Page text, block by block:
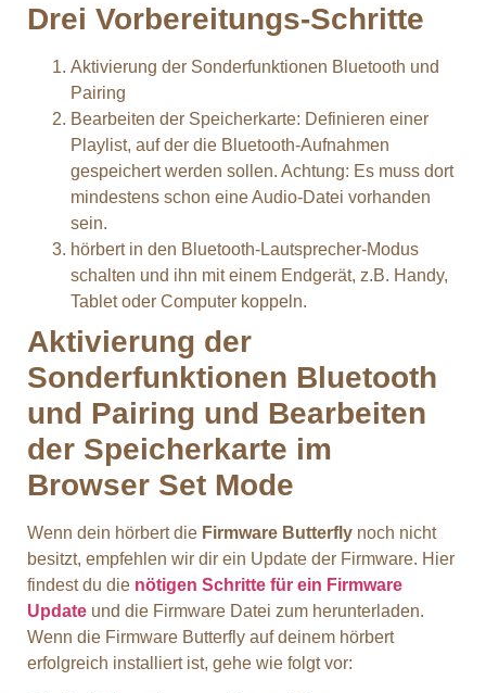
Drei Vorbereitungs-Schritte
Aktivierung der Sonderfunktionen Bluetooth und
Pairing
Bearbeiten der Speicherkarte: Definieren einer
Playlist, auf der die Bluetooth-Aufnahmen
gespeichert werden sollen. Achtung: Es muss dort
mindestens schon eine Audio-Datei vorhanden
sein.
hörbert in den Bluetooth-Lautsprecher-Modus
schalten und ihn mit einem Endgerät, z.B. Handy,
Tablet oder Computer koppeln.
Aktivierung der
Sonderfunktionen Bluetooth
und Pairing und Bearbeiten
der Speicherkarte im
Browser Set Mode
Wenn dein hörbert die Firmware Butterfly noch nicht
besitzt, empfehlen wir dir ein Update der Firmware. Hier
findest du die nötigen Schritte für ein Firmware
Update und die Firmware Datei zum herunterladen.
Wenn die Firmware Butterfly auf deinem hörbert
erfolgreich installiert ist, gehe wie folgt vor: